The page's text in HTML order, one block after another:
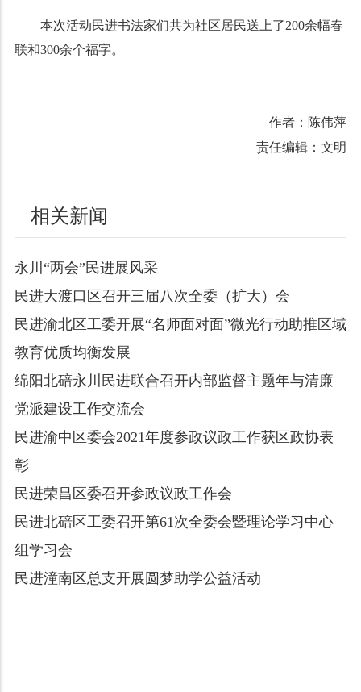
本次活动民进书法家们共为社区居民送上了200余幅春
联和300余个福字。
作者：陈伟萍
责任编辑：文明
相关新闻
永川“两会”民进展风采
民进大渡口区召开三届八次全委（扩大）会
民进渝北区工委开展“名师面对面”微光行动助推区域
教育优质均衡发展
绵阳北碚永川民进联合召开内部监督主题年与清廉
党派建设工作交流会
民进渝中区委会2021年度参政议政工作获区政协表
彰
民进荣昌区委召开参政议政工作会
民进北碚区工委召开第61次全委会暨理论学习中心
组学习会
民进潼南区总支开展圆梦助学公益活动